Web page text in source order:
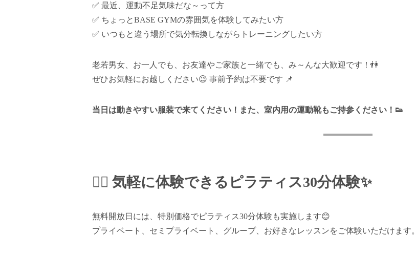
✅ 最近、運動不足気味だな～って方
✅ ちょっとBASE GYMの雰囲気を体験してみたい方
✅ いつもと違う場所で気分転換しながらトレーニングしたい方
老若男女、お一人でも、お友達やご家族と一緒でも、み～んな大歓迎です！👫
ぜひお気軽にお越しください😉 事前予約は不要です 📌
当日は動きやすい服装で来てください！また、室内用の運動靴もご持参ください！👟
🧘‍♀️ 気軽に体験できるピラティス30分体験✨
無料開放日には、特別価格でピラティス30分体験も実施します😊
プライベート、セミプライベート、グループ、お好きなレッスンをご体験いただけます。